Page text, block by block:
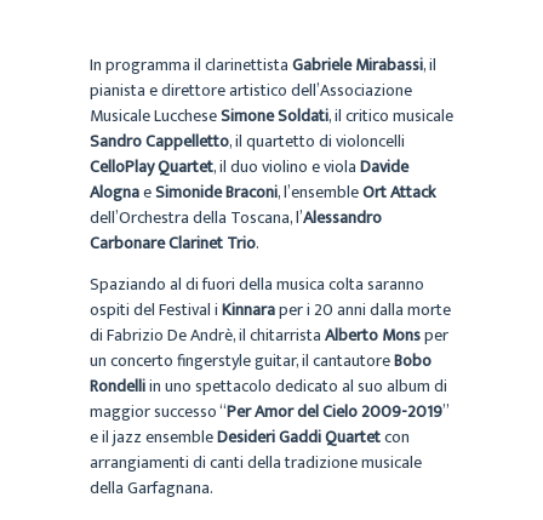
In programma il clarinettistaGabriele Mirabassi, il
pianista e direttore artistico dell’Associazione
Musicale LuccheseSimone Soldati, il critico musicale
Sandro Cappelletto, il quartetto di violoncelli
CelloPlay Quartet, il duo violino e violaDavide
AlognaeSimonide Braconi, l’ensembleOrt Attack
dell’Orchestra della Toscana, l’Alessandro
Carbonare Clarinet Trio.
Spaziando al di fuori della musica colta saranno
ospiti del Festival iKinnaraper i 20 anni dalla morte
di Fabrizio De Andrè, il chitarristaAlberto Monsper
un concerto fingerstyle guitar, il cantautoreBobo
Rondelliin uno spettacolo dedicato al suo album di
maggior successo “Per Amor del Cielo 2009-2019”
e il jazz ensembleDesideri Gaddi Quartetcon
arrangiamenti di canti della tradizione musicale
della Garfagnana.